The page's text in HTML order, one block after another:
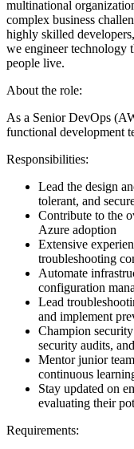
multinational
complex business
highly skilled
we engineer technology
people live.
About the role:
As a Senior DevOps
functional development
Responsibilities:
Lead the design
tolerant, and
Contribute to the
Azure adoption
Extensive
troubleshooting
Automate
configuration
Lead
and implement
Champion
security audits,
Mentor junior
continuous
Stay updated on
evaluating their
Requirements: